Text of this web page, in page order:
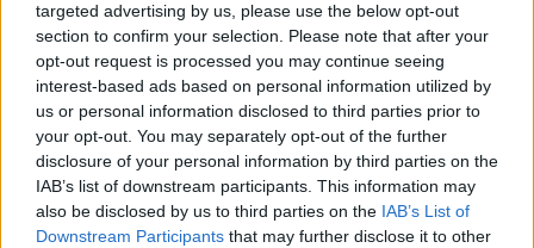
targeted advertising by us, please use the below opt-out
section to confirm your selection. Please note that after your
opt-out request is processed you may continue seeing
interest-based ads based on personal information utilized by
us or personal information disclosed to third parties prior to
your opt-out. You may separately opt-out of the further
disclosure of your personal information by third parties on the
IAB’s list of downstream participants. This information may
also be disclosed by us to third parties on the IAB’s List of
Downstream Participants that may further disclose it to other
Tíz városi harcos fa - avagy mit
ültessünk a ház elé?
Megyeri Szabolcs• 2014. május 19.
Az utcai faültetés teljesen természetes dolog, szinte
mindenki szereti, ha a háza, vagy társasháza előtt
fák is vannak, melyek díszítik az utcát, rendezett,